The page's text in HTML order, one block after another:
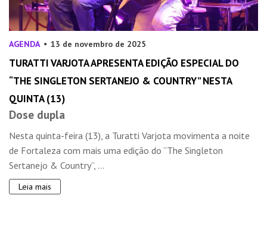
AGENDA 13 de novembro de 2025
TURATTI VARJOTA APRESENTA EDIÇÃO ESPECIAL DO
“THE SINGLETON SERTANEJO & COUNTRY” NESTA
QUINTA (13)
Dose dupla
Nesta quinta-feira (13), a Turatti Varjota movimenta a noite
de Fortaleza com mais uma edição do “The Singleton
Sertanejo & Country”, ...
Leia mais